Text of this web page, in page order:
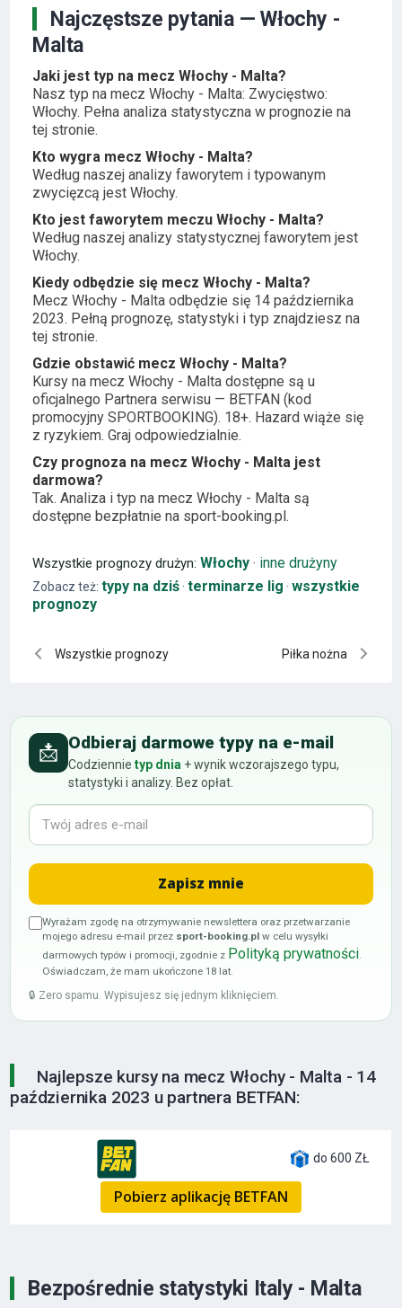
Najczęstsze pytania — Włochy -
Malta
Jaki jest typ na mecz Włochy - Malta?
Nasz typ na mecz Włochy - Malta: Zwycięstwo:
Włochy. Pełna analiza statystyczna w prognozie na
tej stronie.
Kto wygra mecz Włochy - Malta?
Według naszej analizy faworytem i typowanym
zwycięzcą jest Włochy.
Kto jest faworytem meczu Włochy - Malta?
Według naszej analizy statystycznej faworytem jest
Włochy.
Kiedy odbędzie się mecz Włochy - Malta?
Mecz Włochy - Malta odbędzie się 14 października
2023. Pełną prognozę, statystyki i typ znajdziesz na
tej stronie.
Gdzie obstawić mecz Włochy - Malta?
Kursy na mecz Włochy - Malta dostępne są u
oficjalnego Partnera serwisu — BETFAN (kod
promocyjny SPORTBOOKING). 18+. Hazard wiąże się
z ryzykiem. Graj odpowiedzialnie.
Czy prognoza na mecz Włochy - Malta jest
darmowa?
Tak. Analiza i typ na mecz Włochy - Malta są
dostępne bezpłatnie na sport-booking.pl.
Wszystkie prognozy drużyn:Włochy · inne drużyny
Zobacz też:typy na dziś ·terminarze lig ·wszystkie
prognozy
Wszystkie prognozy Piłka nożna
📩 Odbieraj darmowe typy na e-mail
Codziennietyp dnia + wynik wczorajszego typu,
statystyki i analizy. Bez opłat.
Wyrażam zgodę na otrzymywanie newslettera oraz przetwarzanie
mojego adresu e-mail przez sport-booking.pl w celu wysyłki
darmowych typów i promocji, zgodnie z Polityką prywatności.
Oświadczam, że mam ukończone 18 lat.
🔒 Zero spamu. Wypisujesz się jednym kliknięciem.
Najlepsze kursy na mecz Włochy - Malta - 14
października 2023 u partnera BETFAN:
do 600 ZŁ
Pobierz aplikację BETFAN
Bezpośrednie statystyki Italy - Malta